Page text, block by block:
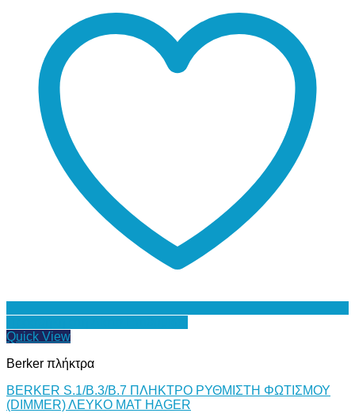
Quick View
Berker πλήκτρα
BERKER S.1/B.3/B.7 ΠΛΗΚΤΡΟ ΡΥΘΜΙΣΤΗ ΦΩΤΙΣΜΟΥ
(DIMMER) ΛΕΥΚΟ ΜΑΤ HAGER